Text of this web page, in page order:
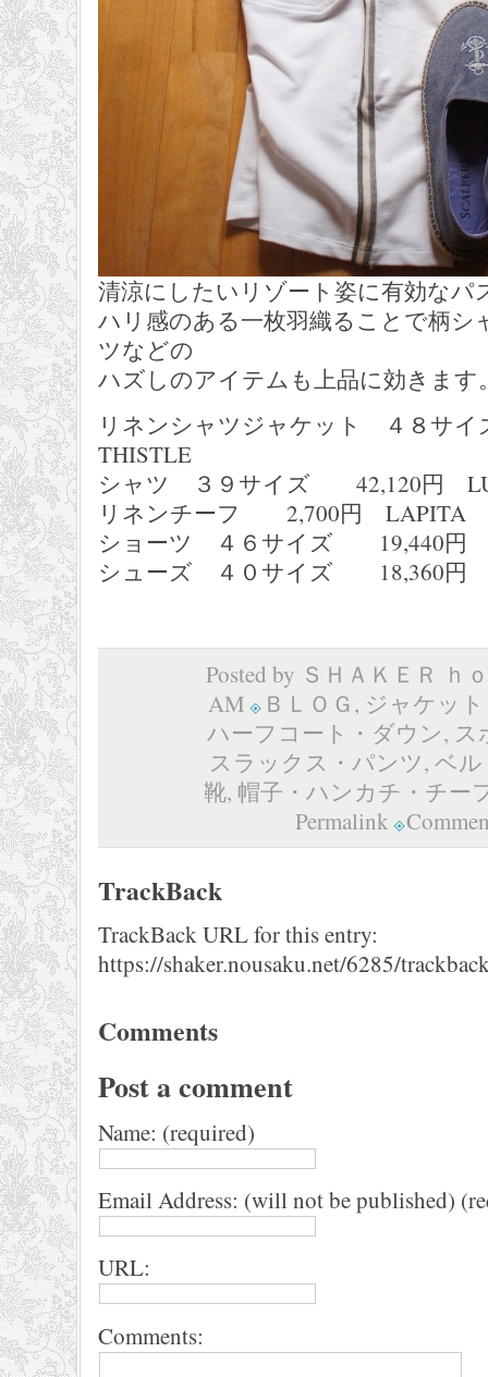
清涼にしたいリゾート姿に有効なパ
ハリ感のある一枚羽織ることで柄シ
ツなどの
ハズしのアイテムも上品に効きます
リネンシャツジャケット ４８
THISTLE
シャツ ３９サイズ 42,120円
リネンチーフ 2,700円 LAPITA
ショーツ ４６サイズ 19,440円
シューズ ４０サイズ 18,360円
Posted by ＳＨＡＫＥＲ ｈ
AM
ＢＬＯＧ, ジャケッ
ハーフコート・ダウン, ス
スラックス・パンツ, ベ
靴, 帽子・ハンカチ・チー
Permalink
TrackBack
TrackBack URL for this entry:
https://shaker.nousaku.net/6285/
Comments
Post a comment
Name: (required)
Email Address: (will not be published)
URL:
Comments: